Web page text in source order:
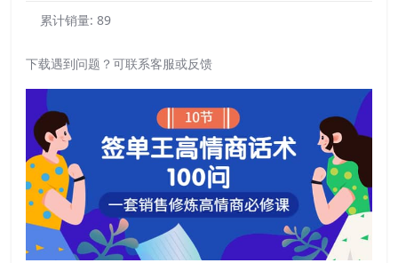
累计销量: 89
下载遇到问题？可联系客服或反馈